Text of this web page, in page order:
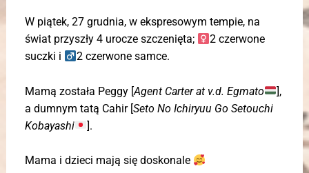
W piątek, 27 grudnia, w ekspresowym tempie, na
świat przyszły 4 urocze szczenięta;
2 czerwone
suczki i
2 czerwone samce.
Mamą została Peggy [Agent Carter at v.d. Egmato
],
a dumnym tatą Cahir [Seto No Ichiryuu Go Setouchi
Kobayashi
].
Mama i dzieci mają się doskonale